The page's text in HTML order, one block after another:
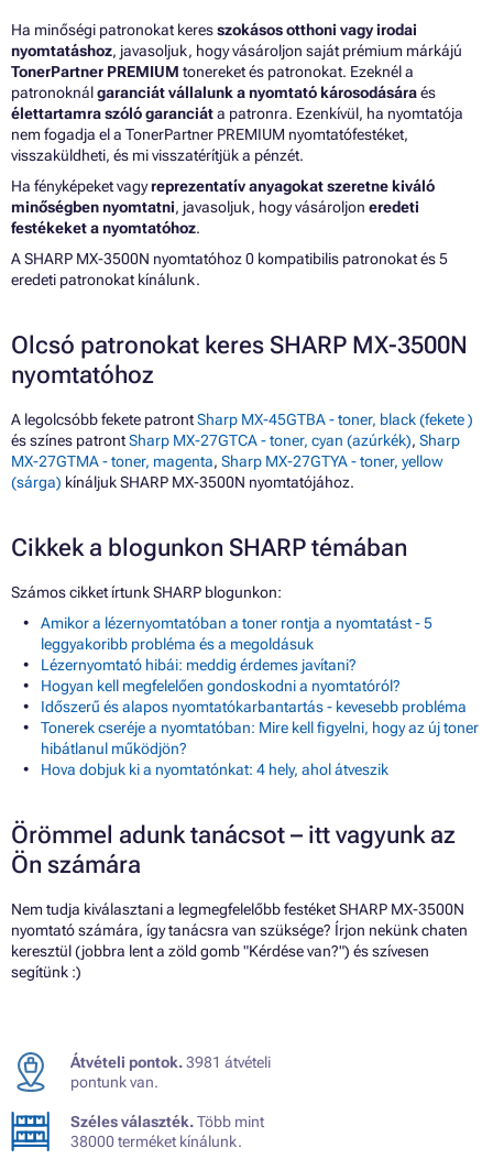
Ha minőségi patronokat keresszokásos otthoni vagy irodai
nyomtatáshoz, javasoljuk, hogy vásároljon saját prémium márkájú
TonerPartner PREMIUM tonereket és patronokat. Ezeknél a
patronoknálgaranciát vállalunk a nyomtató károsodásáraés
élettartamra szóló garanciáta patronra. Ezenkívül, ha nyomtatója
nem fogadja el a TonerPartner PREMIUM nyomtatófestéket,
visszaküldheti, és mi visszatérítjük a pénzét.
Ha fényképeket vagyreprezentatív anyagokat szeretne kiváló
minőségben nyomtatni, javasoljuk, hogy vásároljon eredeti
festékeket a nyomtatóhoz.
A SHARP MX-3500N nyomtatóhoz 0 kompatibilis patronokat és 5
eredeti patronokat kínálunk.
Olcsó patronokat keres SHARP MX-3500N
nyomtatóhoz
A legolcsóbb fekete patrontSharp MX-45GTBA - toner, black (fekete )
és színes patrontSharp MX-27GTCA - toner, cyan (azúrkék), Sharp
MX-27GTMA - toner, magenta, Sharp MX-27GTYA - toner, yellow
(sárga) kínáljuk SHARP MX-3500N nyomtatójához.
Cikkek a blogunkon SHARP témában
Számos cikket írtunk SHARP blogunkon:
Amikor a lézernyomtatóban a toner rontja a nyomtatást - 5
leggyakoribb probléma és a megoldásuk
Lézernyomtató hibái: meddig érdemes javítani?
Hogyan kell megfelelően gondoskodni a nyomtatóról?
Időszerű és alapos nyomtatókarbantartás - kevesebb probléma
Tonerek cseréje a nyomtatóban: Mire kell figyelni, hogy az új toner
hibátlanul működjön?
Hova dobjuk ki a nyomtatónkat: 4 hely, ahol átveszik
Örömmel adunk tanácsot – itt vagyunk az
Ön számára
Nem tudja kiválasztani a legmegfelelőbb festéket SHARP MX-3500N
nyomtató számára, így tanácsra van szüksége? Írjon nekünk chaten
keresztül (jobbra lent a zöld gomb "Kérdése van?") és szívesen
segítünk :)
Átvételi pontok.3981 átvételi
pontunk van.
Széles választék.Több mint
38000 terméket kínálunk.